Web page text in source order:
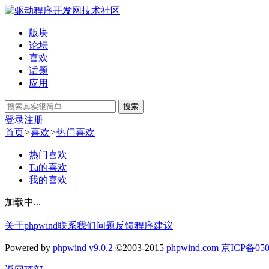
版块
论坛
喜欢
话题
应用
搜索
登录注册
首页>喜欢>热门喜欢
热门喜欢
Ta的喜欢
我的喜欢
加载中...
关于phpwind联系我们问题反馈程序建议
Powered by phpwind v9.0.2 ©2003-2015 phpwind.com 京ICP备